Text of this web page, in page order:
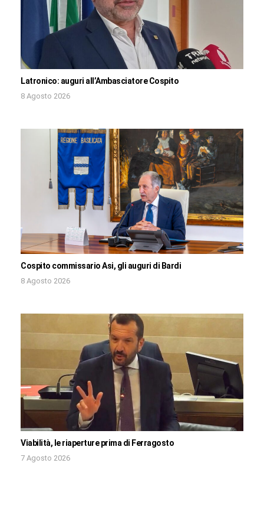
Latronico: auguri all’Ambasciatore Cospito
8 Agosto 2026
Cospito commissario Asi, gli auguri di Bardi
8 Agosto 2026
Viabilità, le riaperture prima di Ferragosto
7 Agosto 2026